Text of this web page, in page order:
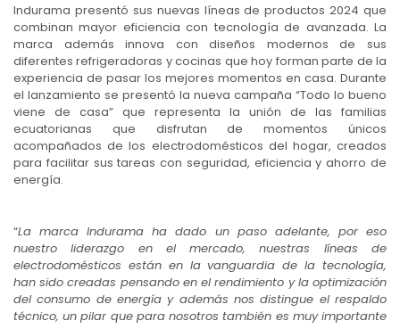
Indurama presentó sus nuevas líneas de productos 2024 que
combinan mayor eficiencia con tecnología de avanzada. La
marca además innova con diseños modernos de sus
diferentes refrigeradoras y cocinas que hoy forman parte de la
experiencia de pasar los mejores momentos en casa. Durante
el lanzamiento se presentó la nueva campaña “Todo lo bueno
viene de casa” que representa la unión de las familias
ecuatorianas que disfrutan de momentos únicos
acompañados de los electrodomésticos del hogar, creados
para facilitar sus tareas con seguridad, eficiencia y ahorro de
energía.
“La marca Indurama ha dado un paso adelante, por eso
nuestro liderazgo en el mercado, nuestras líneas de
electrodomésticos están en la vanguardia de la tecnología,
han sido creadas pensando en el rendimiento y la optimización
del consumo de energía y además nos distingue el respaldo
técnico, un pilar que para nosotros también es muy importante